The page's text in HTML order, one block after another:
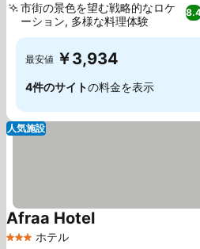
市街の景色を望む戦略的なロケ
ーション, 多様な料理体験
最安値 ￥3,934
4件のサイトの料金を表示
人気施設
3 ホテルのランク
ホテル
Afraa Hotel